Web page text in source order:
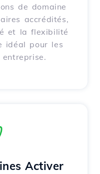
de domaine
accrédités,
et la flexibilité
idéal pour les
Activer